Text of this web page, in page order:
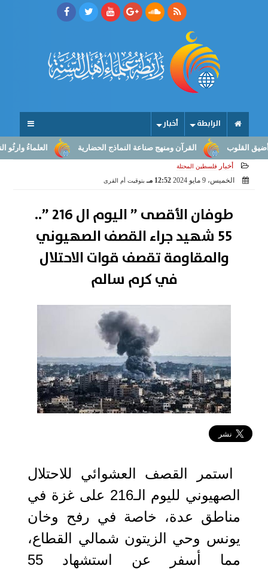
الرابطة أخبار
العلماءُ وارثُو القرآن ومنهج صناعة النماذج الحضارية
أخبار فلسطين المحتلة
الخميس، 9 مايو 2024 12:52 مـ بتوقيت أم القرى
طوفان الأقصى ” اليوم ال 216 ”..
55 شهيد جراء القصف الصهيوني
والمقاومة تقصف قوات الاحتلال
في كرم سالم
استمر القصف العشوائي للاحتلال
الصهيوني لليوم الـ216 على غزة في
مناطق عدة، خاصة في رفح وخان
يونس وحي الزيتون شمالي القطاع،
مما أسفر عن استشهاد 55